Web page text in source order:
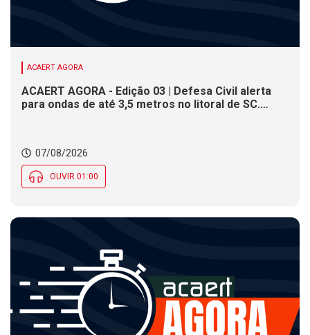
ACAERT AGORA
ACAERT AGORA - Edição 03 | Defesa Civil alerta
para ondas de até 3,5 metros no litoral de SC.
07/08/2026
OUVIR 01:00